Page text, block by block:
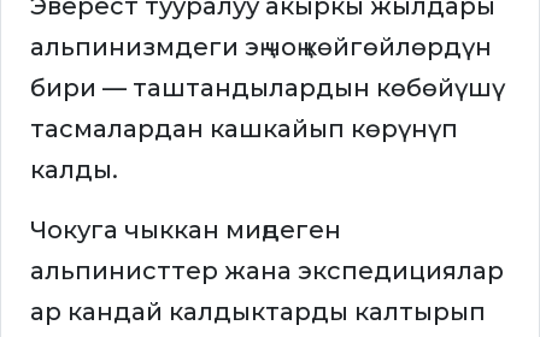
Эверест тууралуу акыркы жылдары
альпинизмдеги эң чоң көйгөйлөрдүн
бири — таштандылардын көбөйүшү
тасмалардан кашкайып көрүнүп
калды.
Чокуга чыккан миңдеген
альпинисттер жана экспедициялар
ар кандай калдыктарды калтырып